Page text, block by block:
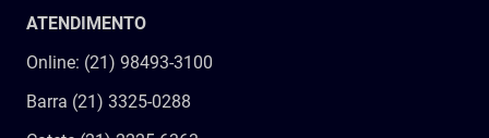
ATENDIMENTO
Online: (21) 98493-3100
Barra (21) 3325-0288